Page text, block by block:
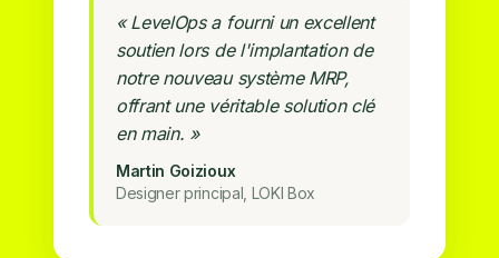
« LevelOps a fourni un excellent
soutien lors de l'implantation de
notre nouveau système MRP,
offrant une véritable solution clé
en main. »
Martin Goizioux
Designer principal, LOKI Box